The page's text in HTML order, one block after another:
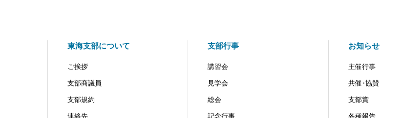
東海支部について
ご挨拶
支部商議員
支部規約
連絡先
支部行事
講習会
見学会
総会
記念行事
お知らせ
主催行事
共催･協賛
支部賞
各種報告